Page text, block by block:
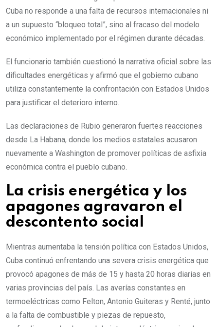
Cuba no responde a una falta de recursos internacionales ni
a un supuesto “bloqueo total”, sino al fracaso del modelo
económico implementado por el régimen durante décadas.
El funcionario también cuestionó la narrativa oficial sobre las
dificultades energéticas y afirmó que el gobierno cubano
utiliza constantemente la confrontación con Estados Unidos
para justificar el deterioro interno.
Las declaraciones de Rubio generaron fuertes reacciones
desde La Habana, donde los medios estatales acusaron
nuevamente a Washington de promover políticas de asfixia
económica contra el pueblo cubano.
La crisis energética y los
apagones agravaron el
descontento social
Mientras aumentaba la tensión política con Estados Unidos,
Cuba continuó enfrentando una severa crisis energética que
provocó apagones de más de 15 y hasta 20 horas diarias en
varias provincias del país. Las averías constantes en
termoeléctricas como Felton, Antonio Guiteras y Renté, junto
a la falta de combustible y piezas de repuesto,